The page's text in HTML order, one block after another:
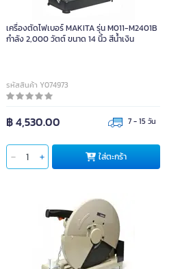
เครื่องตัดไฟเบอร์ MAKITA รุ่น M011-M2401B
กำลัง 2,000 วัตต์ ขนาด 14 นิ้ว สีน้ำเงิน
รหัสสินค้า Y074973
฿ 4,530.00 7 - 15 วัน
ใส่ตะกร้า